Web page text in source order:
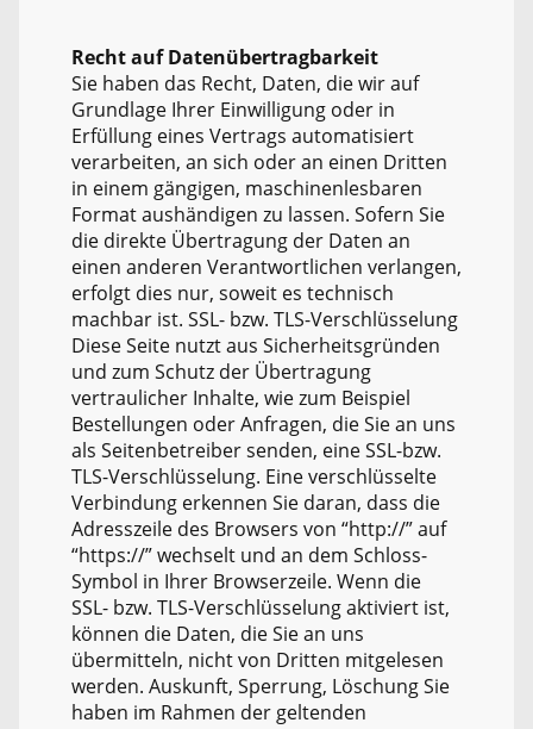
Recht auf Datenübertragbarkeit
Sie haben das Recht, Daten, die wir auf
Grundlage Ihrer Einwilligung oder in
Erfüllung eines Vertrags automatisiert
verarbeiten, an sich oder an einen Dritten
in einem gängigen, maschinenlesbaren
Format aushändigen zu lassen. Sofern Sie
die direkte Übertragung der Daten an
einen anderen Verantwortlichen verlangen,
erfolgt dies nur, soweit es technisch
machbar ist. SSL- bzw. TLS-Verschlüsselung
Diese Seite nutzt aus Sicherheitsgründen
und zum Schutz der Übertragung
vertraulicher Inhalte, wie zum Beispiel
Bestellungen oder Anfragen, die Sie an uns
als Seitenbetreiber senden, eine SSL-bzw.
TLS-Verschlüsselung. Eine verschlüsselte
Verbindung erkennen Sie daran, dass die
Adresszeile des Browsers von “http://” auf
“https://” wechselt und an dem Schloss-
Symbol in Ihrer Browserzeile. Wenn die
SSL- bzw. TLS-Verschlüsselung aktiviert ist,
können die Daten, die Sie an uns
übermitteln, nicht von Dritten mitgelesen
werden. Auskunft, Sperrung, Löschung Sie
haben im Rahmen der geltenden